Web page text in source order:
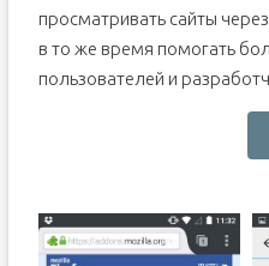
просматривать сайты
в то же время помогать
пользователей и